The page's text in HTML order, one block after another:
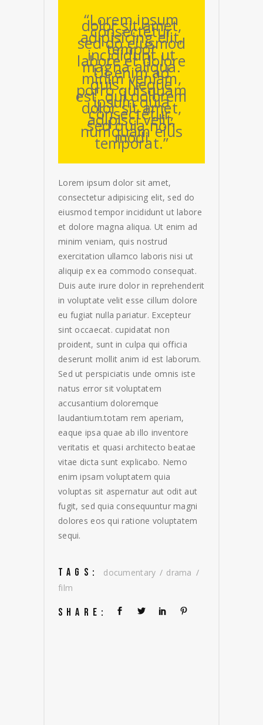
“Lorem ipsum
dolor sit amet,
consectetur
adipisicing elit,
sed do eiusmod
tempor
incididunt ut
labore et dolore
magna aliqua.
Ut enim ad
minim veniam,
quis. Neque
porro quisquam
est, qui dolorem
ipsum quia
dolor sit amet,
consectetur,
adipisci velit,
sed quia non
numquam eius
modi
temporat.”
Lorem ipsum dolor sit amet,
consectetur adipisicing elit, sed do
eiusmod tempor incididunt ut labore
et dolore magna aliqua. Ut enim ad
minim veniam, quis nostrud
exercitation ullamco laboris nisi ut
aliquip ex ea commodo consequat.
Duis aute irure dolor in reprehenderit
in voluptate velit esse cillum dolore
eu fugiat nulla pariatur. Excepteur
sint occaecat. cupidatat non
proident, sunt in culpa qui officia
deserunt mollit anim id est laborum.
Sed ut perspiciatis unde omnis iste
natus error sit voluptatem
accusantium doloremque
laudantium.totam rem aperiam,
eaque ipsa quae ab illo inventore
veritatis et quasi architecto beatae
vitae dicta sunt explicabo. Nemo
enim ipsam voluptatem quia
voluptas sit aspernatur aut odit aut
fugit, sed quia consequuntur magni
dolores eos qui ratione voluptatem
sequi.
TAGS: documentary
drama
film
SHARE: